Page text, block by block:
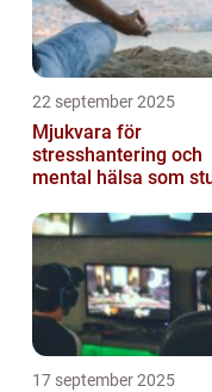
22 september 2025
Mjukvara för
stresshantering och
mental hälsa som
17 september 2025